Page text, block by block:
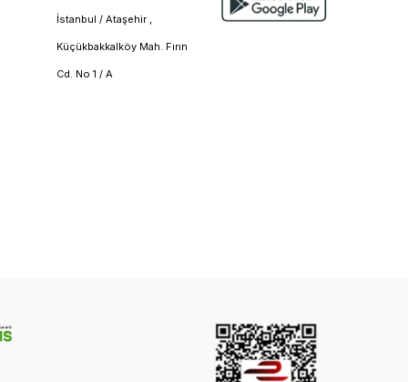
İstanbul / Ataşehir ,
Küçükbakkalköy Mah. Fırın
Cd. No 1 / A